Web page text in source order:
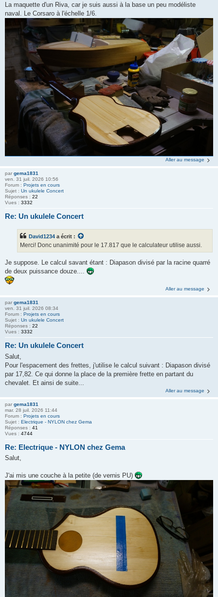
La maquette d'un Riva, car je suis aussi à la base un peu modéliste
naval. Le Corsaro à l'échelle 1/6.
Aller au message
par gema1831
ven. 31 juil. 2026 10:56
Forum : Projets en cours
Sujet : Un ukulele Concert
Réponses : 22
Vues : 3332
Re: Un ukulele Concert
David1234 a écrit :
Merci! Donc unanimité pour le 17.817 que le calculateur utilise aussi.
Je suppose. Le calcul savant étant : Diapason divisé par la racine quarré
de deux puissance douze....
Aller au message
par gema1831
ven. 31 juil. 2026 08:34
Forum : Projets en cours
Sujet : Un ukulele Concert
Réponses : 22
Vues : 3332
Re: Un ukulele Concert
Salut,
Pour l'espacement des frettes, j'utilise le calcul suivant : Diapason divisé
par 17,82. Ce qui donne la place de la première frette en partant du
chevalet. Et ainsi de suite...
Aller au message
par gema1831
mar. 28 juil. 2026 11:44
Forum : Projets en cours
Sujet : Electrique - NYLON chez Gema
Réponses : 41
Vues : 4744
Re: Electrique - NYLON chez Gema
Salut,
J'ai mis une couche à la petite (de vernis PU)